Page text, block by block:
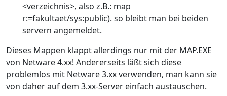
<verzeichnis>, also z.B.: map
r:=fakultaet/sys:public). so bleibt man bei beiden
servern angemeldet.
Dieses Mappen klappt allerdings nur mit der MAP.EXE
von Netware 4.xx! Andererseits läßt sich diese
problemlos mit Netware 3.xx verwenden, man kann sie
von daher auf dem 3.xx-Server einfach austauschen.